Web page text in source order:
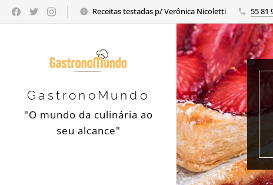
Receitas testadas p/ Verônica Nicoletti 55 81
GastronoMundo
"O mundo da culinária ao
seu alcance"